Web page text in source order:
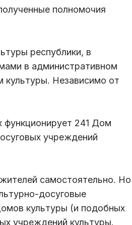
полномочия
республики, в
в административном
культуры. Независимо от
функционирует 241 Дом
учреждений
самостоятельно. Но
досуговые
культуры (и подобных
учреждений культуры.